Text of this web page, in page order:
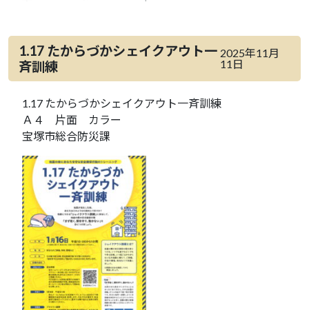
1.17 たからづかシェイクアウト一
斉訓練
2025年11月
11日
1.17 たからづかシェイクアウト一斉訓練
Ａ４ 片面 カラー
宝塚市総合防災課